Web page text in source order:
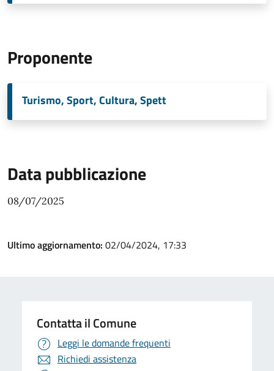
Proponente
Turismo, Sport, Cultura, Spett
Data pubblicazione
08/07/2025
Ultimo aggiornamento: 02/04/2024, 17:33
Contatta il Comune
Leggi le domande frequenti
Richiedi assistenza